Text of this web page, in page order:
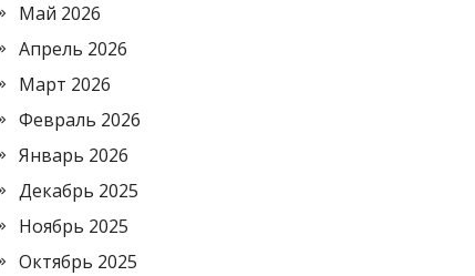
Май 2026
Апрель 2026
Март 2026
Февраль 2026
Январь 2026
Декабрь 2025
Ноябрь 2025
Октябрь 2025